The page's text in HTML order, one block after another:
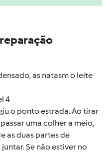
as natasm o leite
4
o ponto estrada. Ao tirar
uma colher a meio,
as duas partes de
Se não estiver no